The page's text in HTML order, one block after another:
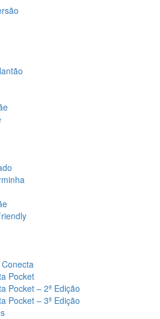
Pocket
Pocket – 2ª Edição
Pocket – 3ª Edição